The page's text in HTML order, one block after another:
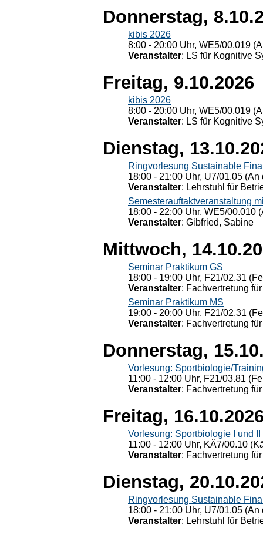
Donnerstag,
kibis 2026
8:00 - 20:00 Uhr, WE5/00.019
Veranstalter: LS für Kognitive
Freitag, 9.10.2026
kibis 2026
8:00 - 20:00 Uhr, WE5/00.019
Veranstalter: LS für Kognitive
Dienstag,
Ringvorlesung Sustainable
18:00 - 21:00 Uhr, U7/01.05
Veranstalter: Lehrstuhl für
Semesterauftaktveranstaltung
18:00 - 22:00 Uhr, WE5/00.010
Veranstalter: Gibfried, Sabine
Mittwoch,
Seminar Praktikum GS
18:00 - 19:00 Uhr, F21/02.31
Veranstalter: Fachvertretung
Seminar Praktikum MS
19:00 - 20:00 Uhr, F21/02.31
Veranstalter: Fachvertretung
Donnerstag,
Vorlesung: Sportbiologie/
11:00 - 12:00 Uhr, F21/03.81
Veranstalter: Fachvertretung
Freitag,
Vorlesung: Sportbiologie I und II
11:00 - 12:00 Uhr, KÄ7/00.10
Veranstalter: Fachvertretung
Dienstag,
Ringvorlesung Sustainable
18:00 - 21:00 Uhr, U7/01.05
Veranstalter: Lehrstuhl für